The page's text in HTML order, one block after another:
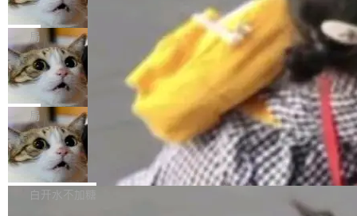
数字电视技术方向的博士生，长期从事视频、音
频技...
超出原定预算 860%。 更令人意外的是，该项目
最终并未成功落地，而高额算力消耗持续运行长
达 5 个月，公司直到财务对账时才察觉异常。这
意味着一个无人看管的 AI 程序，在近半年时间
里日夜不停地"烧钱"。 复盘显示，...
2027 年就能追上美国前沿实验室的水平。 Dela
ngue 把原因归结为一件事：开放协作。中国的
AI 开发者在一个共享和协作的生态里加速迭代，
而美国模型厂商在"闭门造车"。他的原话是 "buil
ding in silos"——各自为战，互不通气。 这个判
断从他嘴里说出来分量不同。Hugging Face 是
全球最大的开源 AI 平台，上面跑着上百万个模
型。谁在开源赛道上领先，...
统，开发者工具必须开源
五年前，David Crawshaw 问过很多软件工程师
一个问题：你写过什么给自己用的程序？答案几
乎都是没有。工程师们整天用别人写的程序写程
序给别人用。偶尔有人自己写个博客系统、智能
家居控制、家庭实验室，都算稀奇事。 Crawsh
aw 是 Shelley 的作者，一个开源 AI coding age
nt。他最近在博客上写了一篇文章，核心论点很
简单：开发者工具必须开源。 理由不是传统的自
由软件情怀，而是一个跟 AI agent 直接相关的
技术判断。 两行 prompt 就能个性化任何软件 C
局
DeepSeek Harness 宣布内测邀请，全
网最大规模开源 Agent 路演现场诞生
一条内测招募帖，发出去的时候大概没人想到它
会变成一场开源 Agent 生态的路演。 8月1日，
DeepSeek Harness 团队负责人崔添翼（tiany
i）在 X 上发帖： 「如果你是 Agent Harness 相
关开源项目的开发者，希望参加 DeepSeek Har
ness 的内测，可以回复或私信联系我。请附上
局
商汤 SenseNova U1.5-Lite-Preview
开源
商汤科技宣布面向社区开源轻量级统一多模态模
型的预览版本 SenseNova U1.5-Lite-Preview。
白开水不加糖